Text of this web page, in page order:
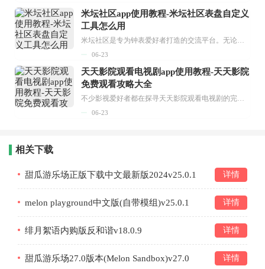
米坛社区app使用教程-米坛社区表盘自定义
工具怎么用
米坛社区是专为钟表爱好者打造的交流平台。无论你是初涉钟表领域的普通爱好者，还是拥有多年收藏经验的资深玩家，都能在此找到属于自己的天地。 无需注册，就能轻松参与其中。通过专业的讨论论坛与丰富的交互功能，你可与世界各地的钟表爱好者畅快交流。若你钟情于钟表，米坛社区无疑是值得一试的理想之选。在这里，你能获取最新的手表资讯，交流见解，提升鉴赏品味，让每一块手表都成为收藏故事中重要的一部分。感兴趣的朋友，不要错过下载机会。...
06-23
天天影院观看电视剧app使用教程-天天影院
免费观看攻略大全
不少影视爱好者都在探寻天天影院观看电视剧的完整方法，结合最新平台使用规则，本篇新手入门攻略全面讲解观看渠道、检索流程、播放设置以及画面模式调整等实用内容。全文适配手机、电脑等主流设备，步骤简洁易懂，无论是初次使用的新手，还是想要优化观影体验的用户，都能参照内容快速上手，熟练掌握平台各项操作技巧，轻松畅享影视内容。...
06-23
相关下载
甜瓜游乐场正版下载中文最新版2024v25.0.1 详情
melon playground中文版(自带模组)v25.0.1 详情
绯月絮语内购版反和谐v18.0.9 详情
甜瓜游乐场27.0版本(Melon Sandbox)v27.0 详情